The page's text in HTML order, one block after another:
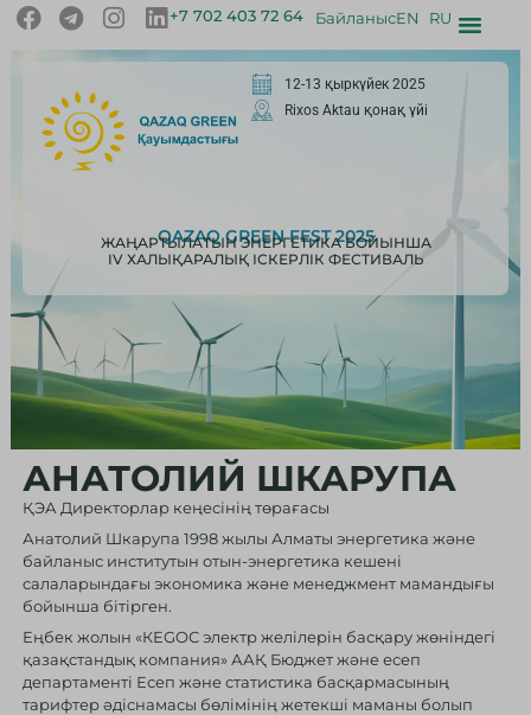
+7 702 403 72 64 БайланысEN RU
12-13 қыркүйек 2025
Rixos Aktau қонақ үйі
QAZAQ GREEN FEST 2025
ЖАҢАРТЫЛАТЫН ЭНЕРГЕТИКА БОЙЫНША
IV ХАЛЫҚАРАЛЫҚ ІСКЕРЛІК ФЕСТИВАЛЬ
АНАТОЛИЙ ШКАРУПА
ҚЭА Директорлар кеңесінің төрағасы
Анатолий Шкарупа 1998 жылы Алматы энергетика және
байланыс институтын отын-энергетика кешені
салаларындағы экономика және менеджмент мамандығы
бойынша бітірген.
Еңбек жолын «КЕGOС электр желілерін басқару жөніндегі
қазақстандық компания» ААҚ Бюджет және есеп
департаменті Есеп және статистика басқармасының
тарифтер әдіснамасы бөлімінің жетекші маманы болып